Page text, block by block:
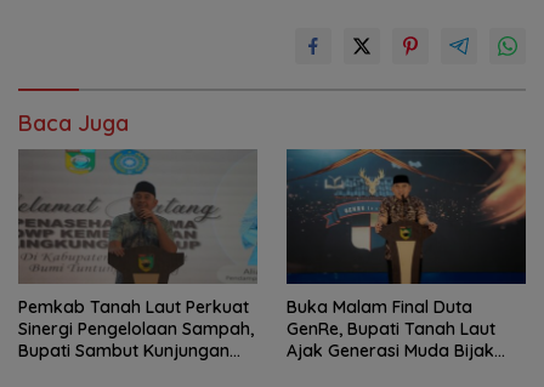
Baca Juga
Pemkab Tanah Laut Perkuat
Sinergi Pengelolaan Sampah,
Bupati Sambut Kunjungan
Buka Malam Final Duta
GenRe, Bupati Tanah Laut
Ajak Generasi Muda Bijak